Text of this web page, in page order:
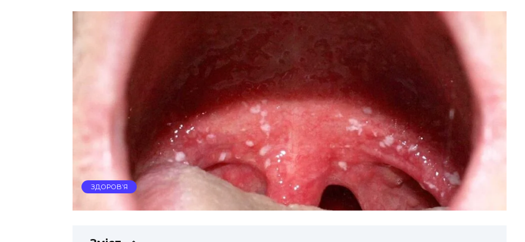
ЗДОРОВ’Я